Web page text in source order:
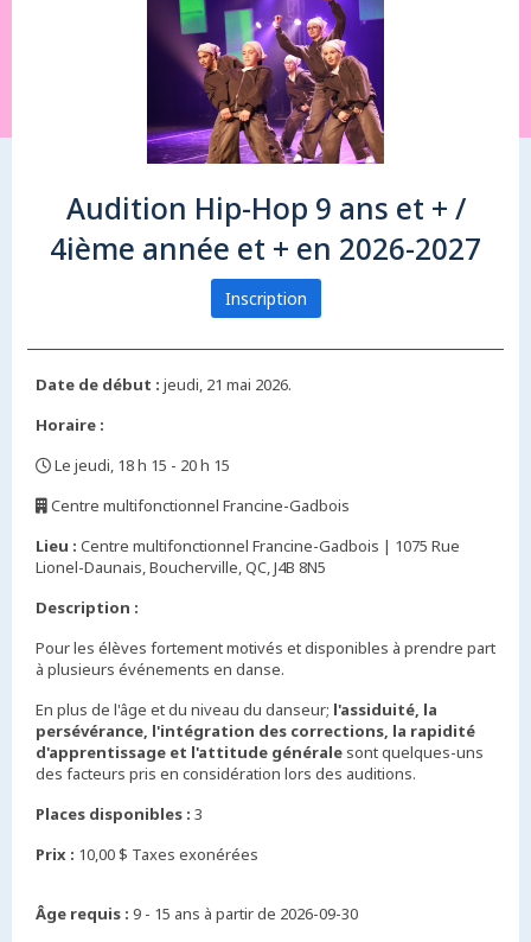
Audition Hip-Hop 9 ans et + /
4ième année et + en 2026-2027
Inscription
Date de début : jeudi, 21 mai 2026.
Horaire :
Le jeudi, 18 h 15 - 20 h 15
Centre multifonctionnel Francine-Gadbois
Lieu : Centre multifonctionnel Francine-Gadbois | 1075 Rue
Lionel-Daunais, Boucherville, QC, J4B 8N5
Description :
Pour les élèves fortement motivés et disponibles à prendre part
à plusieurs événements en danse.
En plus de l'âge et du niveau du danseur; l'assiduité, la
persévérance, l'intégration des corrections, la rapidité
d'apprentissage et l'attitude générale sont quelques-uns
des facteurs pris en considération lors des auditions.
Places disponibles : 3
Prix : 10,00 $ Taxes exonérées
Âge requis : 9 - 15 ans à partir de 2026-09-30